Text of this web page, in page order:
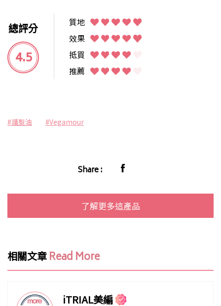
總評分
4.5
質地
效果
抵買
推薦
#護髮油 #Vegamour
Share :
了解更多這產品
相關文章 Read More
iTRIAL美編